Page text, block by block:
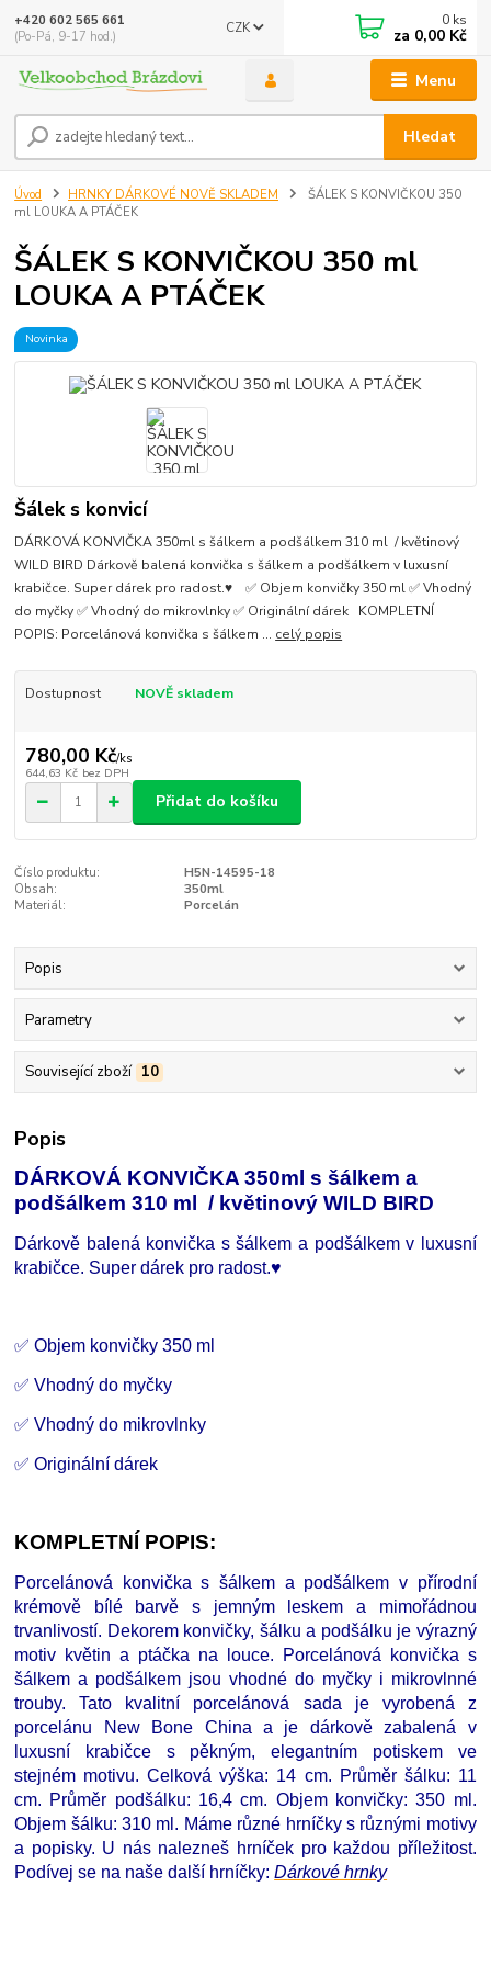
Menu
CZK
Hledat
+420 602 565 661
(Po-Pá, 9-17 hod.)
0 ks
za 0,00 Kč
Úvod HRNKY DÁRKOVÉ NOVĚ SKLADEM
ŠÁLEK S KONVIČKOU 350
ml LOUKA A PTÁČEK
ŠÁLEK S KONVIČKOU 350 ml
LOUKA A PTÁČEK
Novinka
Šálek s konvicí
DÁRKOVÁ KONVIČKA 350ml s šálkem a podšálkem 310 ml / květinový
WILD BIRD Dárkově balená konvička s šálkem a podšálkem v luxusní
krabičce. Super dárek pro radost.♥ ✅ Objem konvičky 350 ml ✅ Vhodný
do myčky ✅ Vhodný do mikrovlnky ✅ Originální dárek KOMPLETNÍ
POPIS: Porcelánová konvička s šálkem ... celý popis
Dostupnost NOVĚ skladem
780,00 Kč/ks
644,63 Kč bez DPH
Přidat do košíku
Číslo produktu:
H5N-14595-18
Obsah:
350ml
Materiál:
Porcelán
Popis
Parametry
Související zboží 10
Popis
DÁRKOVÁ KONVIČKA 350ml s šálkem a
podšálkem 310 ml / květinový WILD BIRD
Dárkově balená konvička s šálkem a podšálkem v luxusní
krabičce. Super dárek pro radost.♥
✅ Objem konvičky 350 ml
✅ Vhodný do myčky
✅ Vhodný do mikrovlnky
✅ Originální dárek
KOMPLETNÍ POPIS:
Porcelánová konvička s šálkem a podšálkem v přírodní
krémově bílé barvě s jemným leskem a mimořádnou
trvanlivostí. Dekorem konvičky, šálku a podšálku je výrazný
motiv květin a ptáčka na louce. Porcelánová konvička s
šálkem a podšálkem jsou vhodné do myčky i mikrovlnné
trouby. Tato kvalitní porcelánová sada je vyrobená z
porcelánu New Bone China a je dárkově zabalená v
luxusní krabičce s pěkným, elegantním potiskem ve
stejném motivu. Celková výška: 14 cm. Průměr šálku: 11
cm. Průměr podšálku: 16,4 cm. Objem konvičky: 350 ml.
Objem šálku: 310 ml. Máme různé hrníčky s různými motivy
a popisky. U nás nalezneš hrníček pro každou příležitost.
Podívej se na naše další hrníčky:Dárkové hrnky